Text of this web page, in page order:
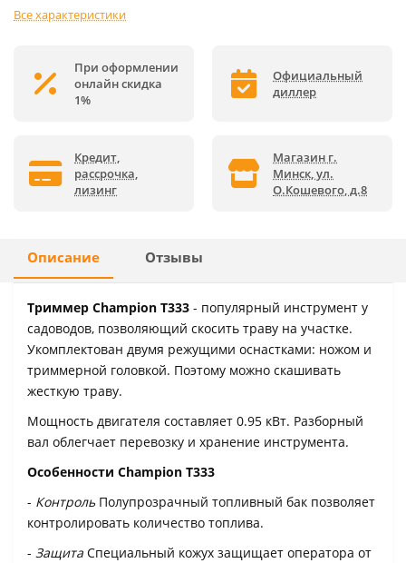
Все характеристики
При оформлении
онлайн скидка
1%
Официальный
диллер
Кредит,
рассрочка,
лизинг
Магазин г.
Минск, ул.
О.Кошевого, д.8
Описание Отзывы
Триммер Champion Т333 - популярный инструмент у
садоводов, позволяющий скосить траву на участке.
Укомплектован двумя режущими оснастками: ножом и
триммерной головкой. Поэтому можно скашивать
жесткую траву.
Мощность двигателя составляет 0.95 кВт. Разборный
вал облегчает перевозку и хранение инструмента.
Особенности Champion Т333
- Контроль Полупрозрачный топливный бак позволяет
контролировать количество топлива.
- Защита Специальный кожух защищает оператора от